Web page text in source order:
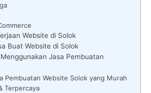
Website di Solok
Buat Website di Solok
Jasa Pembuatan
Pembuatan Website Solok yang Murah
Terpercaya